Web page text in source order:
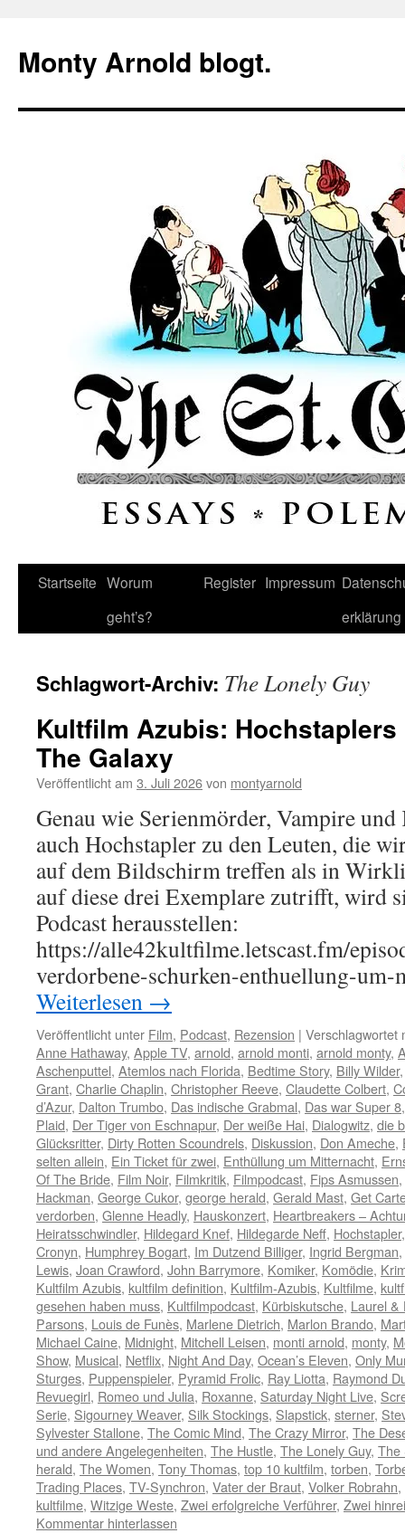
springen
Monty Arnold blogt.
Startseite Worum
geht’s?
Register Impressum
erklärung
Schlagwort-Archiv: The Lonely Guy
Kultfilm Azubis:
The Galaxy
Veröffentlicht am 3. Juli 2026von montyarnold
Genau wie Serienmörder, Vampire
auch Hochstapler zu den Leuten, die
auf dem Bildschirm treffen als in
auf diese drei Exemplare zutrifft, wird
Podcast herausstellen:
https://alle42kultfilme.letscast.fm/
verdorbene-schurken-enthuellung-
Weiterlesen →
Veröffentlicht unter Film, Podcast, Rezension | Verschlagwortet
Anne Hathaway, Apple TV, arnold, arnold monti, arnold monty,
Aschenputtel, Atemlos nach Florida, Bedtime Story, Billy Wilder
Grant, Charlie Chaplin, Christopher Reeve, Claudette Colbert,
d’Azur, Dalton Trumbo, Das indische Grabmal, Das war Super 8
Plaid, Der Tiger von Eschnapur, Der weiße Hai, Dialogwitz, die
Glücksritter, Dirty Rotten Scoundrels, Diskussion, Don Ameche,
selten allein, Ein Ticket für zwei, Enthüllung um Mitternacht,
Of The Bride, Film Noir, Filmkritik, Filmpodcast, Fips Asmussen,
Hackman, George Cukor, george herald, Gerald Mast, Get
verdorben, Glenne Headly, Hauskonzert, Heartbreakers –
Heiratsschwindler, Hildegard Knef, Hildegarde Neff, Hochstapler
Cronyn, Humphrey Bogart, Im Dutzend Billiger, Ingrid Bergman,
Lewis, Joan Crawford, John Barrymore, Komiker, Komödie,
Kultfilm Azubis, kultfilm definition, Kultfilm-Azubis, Kultfilme,
gesehen haben muss, Kultfilmpodcast, Kürbiskutsche, Laurel &
Parsons, Louis de Funès, Marlene Dietrich, Marlon Brando,
Michael Caine, Midnight, Mitchell Leisen, monti arnold, monty,
Show, Musical, Netflix, Night And Day, Ocean’s Eleven, Only
Sturges, Puppenspieler, Pyramid Frolic, Ray Liotta, Raymond
Revuegirl, Romeo und Julia, Roxanne, Saturday Night Live,
Serie, Sigourney Weaver, Silk Stockings, Slapstick, sterner,
Sylvester Stallone, The Comic Mind, The Crazy Mirror, The
und andere Angelegenheiten, The Hustle, The Lonely Guy, The
herald, The Women, Tony Thomas, top 10 kultfilm, torben,
Trading Places, TV-Synchron, Vater der Braut, Volker Robrahn,
kultfilme, Witzige Weste, Zwei erfolgreiche Verführer, Zwei
Kommentar hinterlassen